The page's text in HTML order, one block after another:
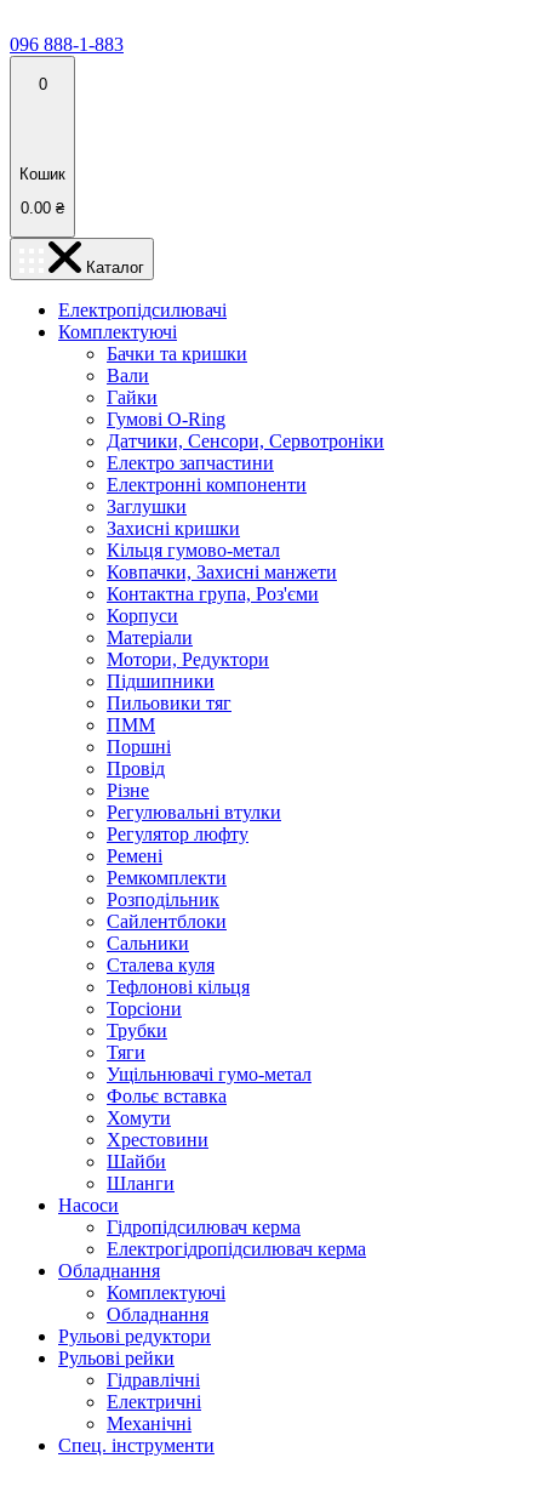
096 888-1-883
0
Кошик
0.00 ₴
Каталог
Електропідсилювачі
Комплектуючі
Бачки та кришки
Вали
Гайки
Гумові O-Ring
Датчики, Сенсори, Сервотроніки
Електро запчастини
Електронні компоненти
Заглушки
Захисні кришки
Кільця гумово-метал
Ковпачки, Захисні манжети
Контактна група, Роз'єми
Корпуси
Матеріали
Мотори, Редуктори
Підшипники
Пильовики тяг
ПММ
Поршні
Провід
Різне
Регулювальні втулки
Регулятор люфту
Ремені
Ремкомплекти
Розподільник
Сайлентблоки
Сальники
Сталева куля
Тефлонові кільця
Торсіони
Трубки
Тяги
Ущільнювачі гумо-метал
Фольє вставка
Хомути
Хрестовини
Шайби
Шланги
Насоси
Гідропідсилювач керма
Електрогідропідсилювач керма
Обладнання
Комплектуючі
Обладнання
Рульові редуктори
Рульові рейки
Гідравлічні
Електричні
Механічні
Спец. інструменти